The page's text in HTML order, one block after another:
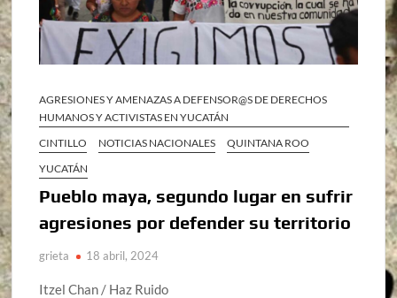
AGRESIONES Y AMENAZAS A DEFENSOR@S DE DERECHOS
HUMANOS Y ACTIVISTAS EN YUCATÁN
CINTILLO
NOTICIAS NACIONALES
QUINTANA ROO
YUCATÁN
Pueblo maya, segundo lugar en sufrir
agresiones por defender su territorio
grieta 18 abril, 2024
Itzel Chan / Haz Ruido